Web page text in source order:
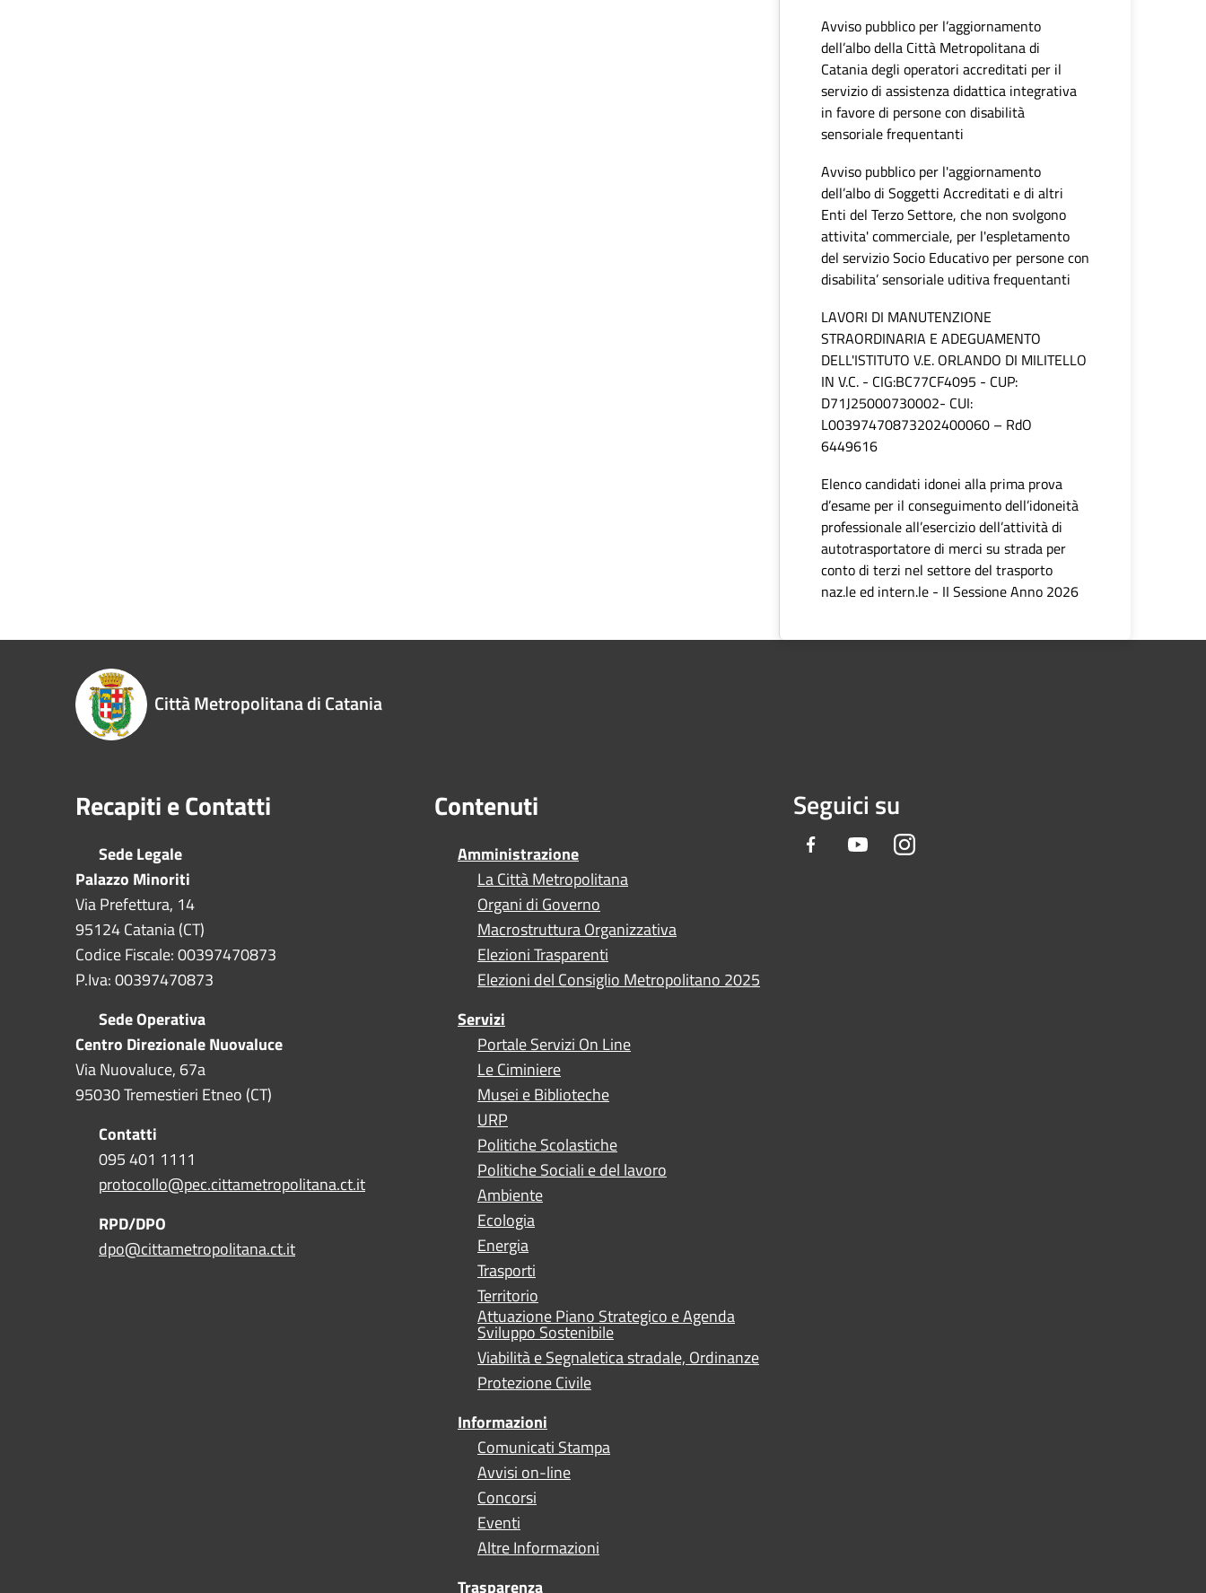
Avviso pubblico per l’aggiornamento
dell’albo della Città Metropolitana di
Catania degli operatori accreditati per il
servizio di assistenza didattica integrativa
in favore di persone con disabilità
sensoriale frequentanti
Avviso pubblico per l'aggiornamento
dell’albo di Soggetti Accreditati e di altri
Enti del Terzo Settore, che non svolgono
attivita' commerciale, per l'espletamento
del servizio Socio Educativo per persone con
disabilita’ sensoriale uditiva frequentanti
LAVORI DI MANUTENZIONE
STRAORDINARIA E ADEGUAMENTO
DELL'ISTITUTO V.E. ORLANDO DI MILITELLO
IN V.C. - CIG:BC77CF4095 - CUP:
D71J25000730002- CUI:
L00397470873202400060 – RdO
6449616
Elenco candidati idonei alla prima prova
d’esame per il conseguimento dell’idoneità
professionale all’esercizio dell’attività di
autotrasportatore di merci su strada per
conto di terzi nel settore del trasporto
naz.le ed intern.le - II Sessione Anno 2026
Città Metropolitana di Catania
Recapiti e Contatti
Sede Legale
Palazzo Minoriti
Via Prefettura, 14
95124 Catania (CT)
Codice Fiscale: 00397470873
P.Iva: 00397470873
Sede Operativa
Centro Direzionale Nuovaluce
Via Nuovaluce, 67a
95030 Tremestieri Etneo (CT)
Contatti
095 401 1111
protocollo@pec.cittametropolitana.ct.it
RPD/DPO
dpo@cittametropolitana.ct.it
Contenuti
Amministrazione
La Città Metropolitana
Organi di Governo
Macrostruttura Organizzativa
Elezioni Trasparenti
Elezioni del Consiglio Metropolitano 2025
Servizi
Portale Servizi On Line
Le Ciminiere
Musei e Biblioteche
URP
Politiche Scolastiche
Politiche Sociali e del lavoro
Ambiente
Ecologia
Energia
Trasporti
Territorio
Attuazione Piano Strategico e Agenda
Sviluppo Sostenibile
Viabilità e Segnaletica stradale, Ordinanze
Protezione Civile
Informazioni
Comunicati Stampa
Avvisi on-line
Concorsi
Eventi
Altre Informazioni
Trasparenza
Seguici su
Facebook YoutubeInstagram